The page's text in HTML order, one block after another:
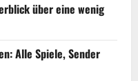
über eine wenig
Alle Spiele, Sender